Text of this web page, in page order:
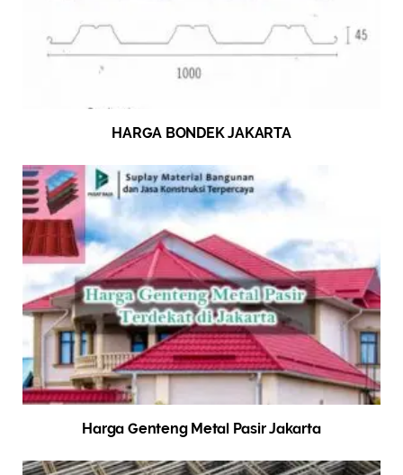
HARGA BONDEK JAKARTA
Harga Genteng Metal Pasir Jakarta